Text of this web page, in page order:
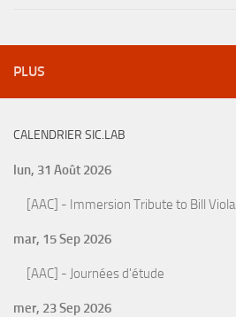
PLUS
CALENDRIER SIC.LAB
lun, 31 Août 2026
[AAC] - Immersion Tribute to Bill Viola
mar, 15 Sep 2026
[AAC] - Journées d'étude
mer, 23 Sep 2026